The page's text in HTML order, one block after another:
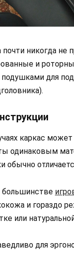
никогда не
и
подушками для
каркас
одинаковым
обычно
и гораздо
или
для